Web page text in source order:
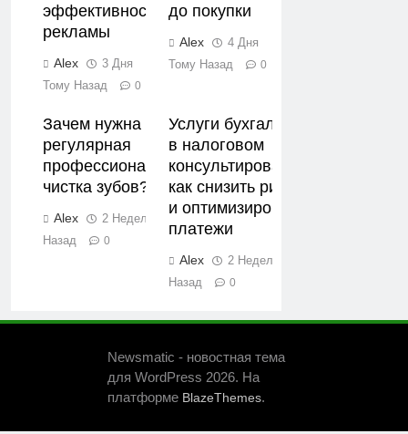
эффективности
рекламы
Alex
3 Дня
Тому Назад
0
до покупки
Alex
4 Дня
Тому Назад
0
Зачем нужна
регулярная
профессиональная
чистка зубов?
Alex
2 Недели Тому
Назад
0
Услуги бухгалтера
в налоговом
консультировании:
как снизить риски
и оптимизировать
платежи
Alex
2 Недели Тому
Назад
0
Newsmatic - новостная тема
для WordPress 2026. На
платформе BlazeThemes.